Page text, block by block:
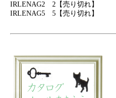
IRLENAG2 2【売り切れ】
IRLENAG5 5【売り切れ】